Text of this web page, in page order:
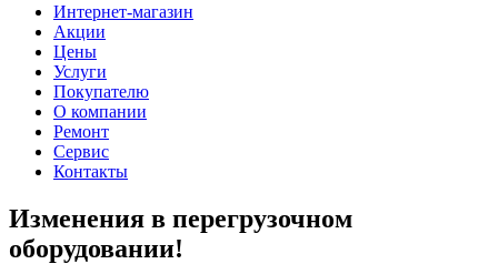
Интернет-магазин
Акции
Цены
Услуги
Покупателю
О компании
Ремонт
Сервис
Контакты
Изменения в перегрузочном
оборудовании!